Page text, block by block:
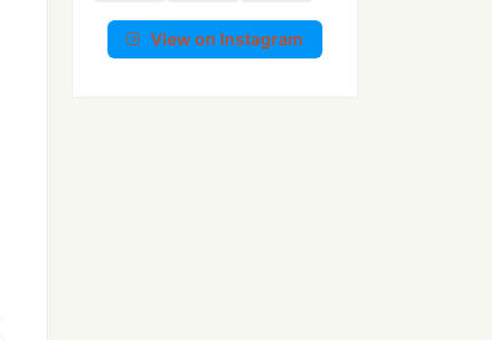
View on Instagram